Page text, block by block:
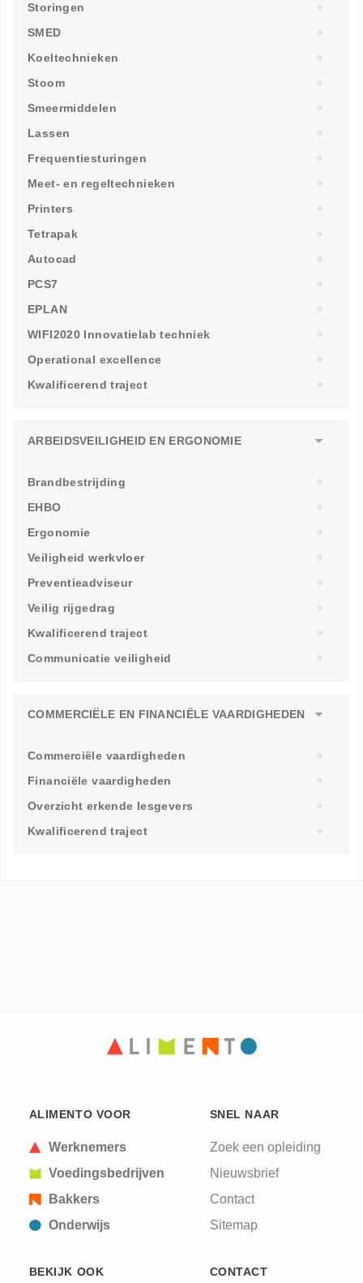
Storingen
SMED
Koeltechnieken
Stoom
Smeermiddelen
Lassen
Frequentiesturingen
Meet- en regeltechnieken
Printers
Tetrapak
Autocad
PCS7
EPLAN
WIFI2020 Innovatielab techniek
Operational excellence
Kwalificerend traject
ARBEIDSVEILIGHEID EN ERGONOMIE
Brandbestrijding
EHBO
Ergonomie
Veiligheid werkvloer
Preventieadviseur
Veilig rijgedrag
Kwalificerend traject
Communicatie veiligheid
COMMERCIËLE EN FINANCIËLE VAARDIGHEDEN
Commerciële vaardigheden
Financiële vaardigheden
Overzicht erkende lesgevers
Kwalificerend traject
ALIMENTO VOOR
Werknemers
Voedingsbedrijven
Bakkers
Onderwijs
SNEL NAAR
Zoek een opleiding
Nieuwsbrief
Contact
Sitemap
BEKIJK OOK CONTACT